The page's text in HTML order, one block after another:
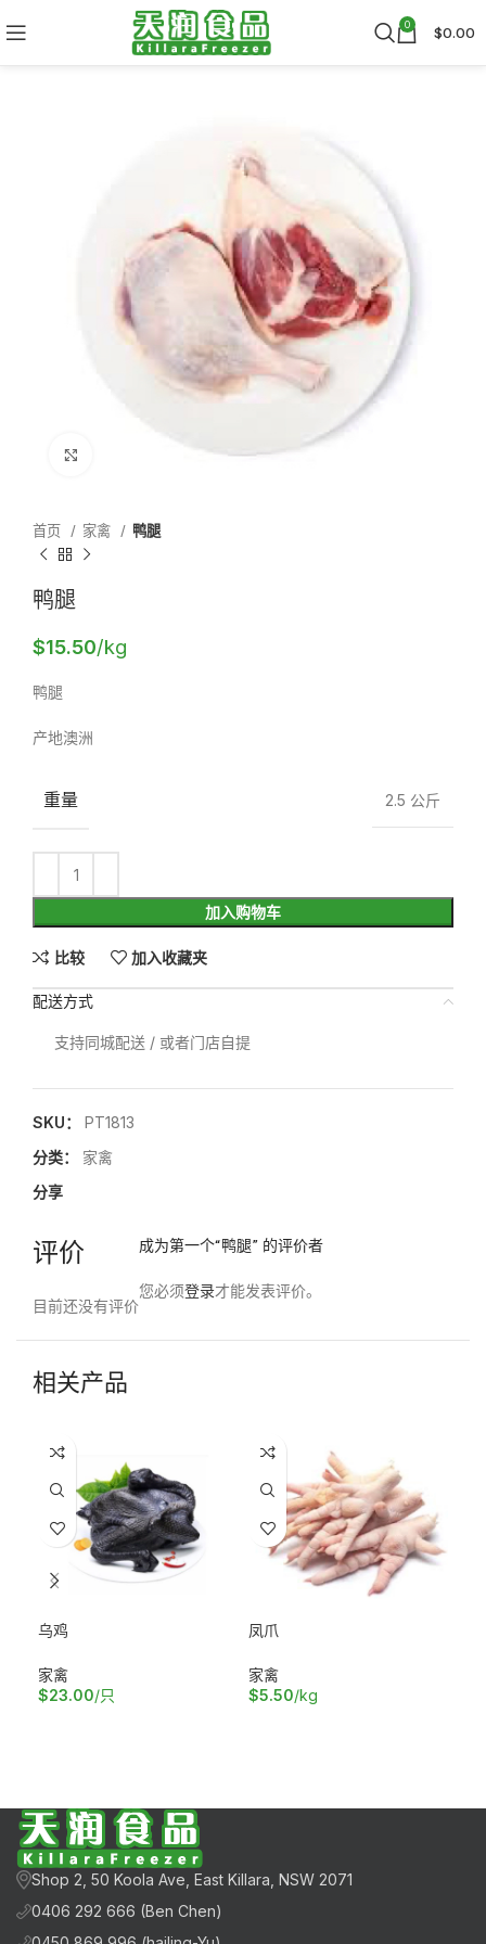
0 $0.00
首页 家禽 鸭腿
鸭腿
$15.50/kg
鸭腿
产地澳洲
重量 2.5 公斤
加入购物车
比较 加入收藏夹
配送方式
支持同城配送 / 或者门店自提
SKU： PT1813
分类：
家禽
分享
评价
目前还没有评价
成为第一个“鸭腿” 的评价者
您必须登录才能发表评价。
相关产品
乌鸡
家禽
$23.00/只
凤爪
家禽
$5.50/kg
Shop 2, 50 Koola Ave, East Killara, NSW 2071
0406 292 666 (Ben Chen)